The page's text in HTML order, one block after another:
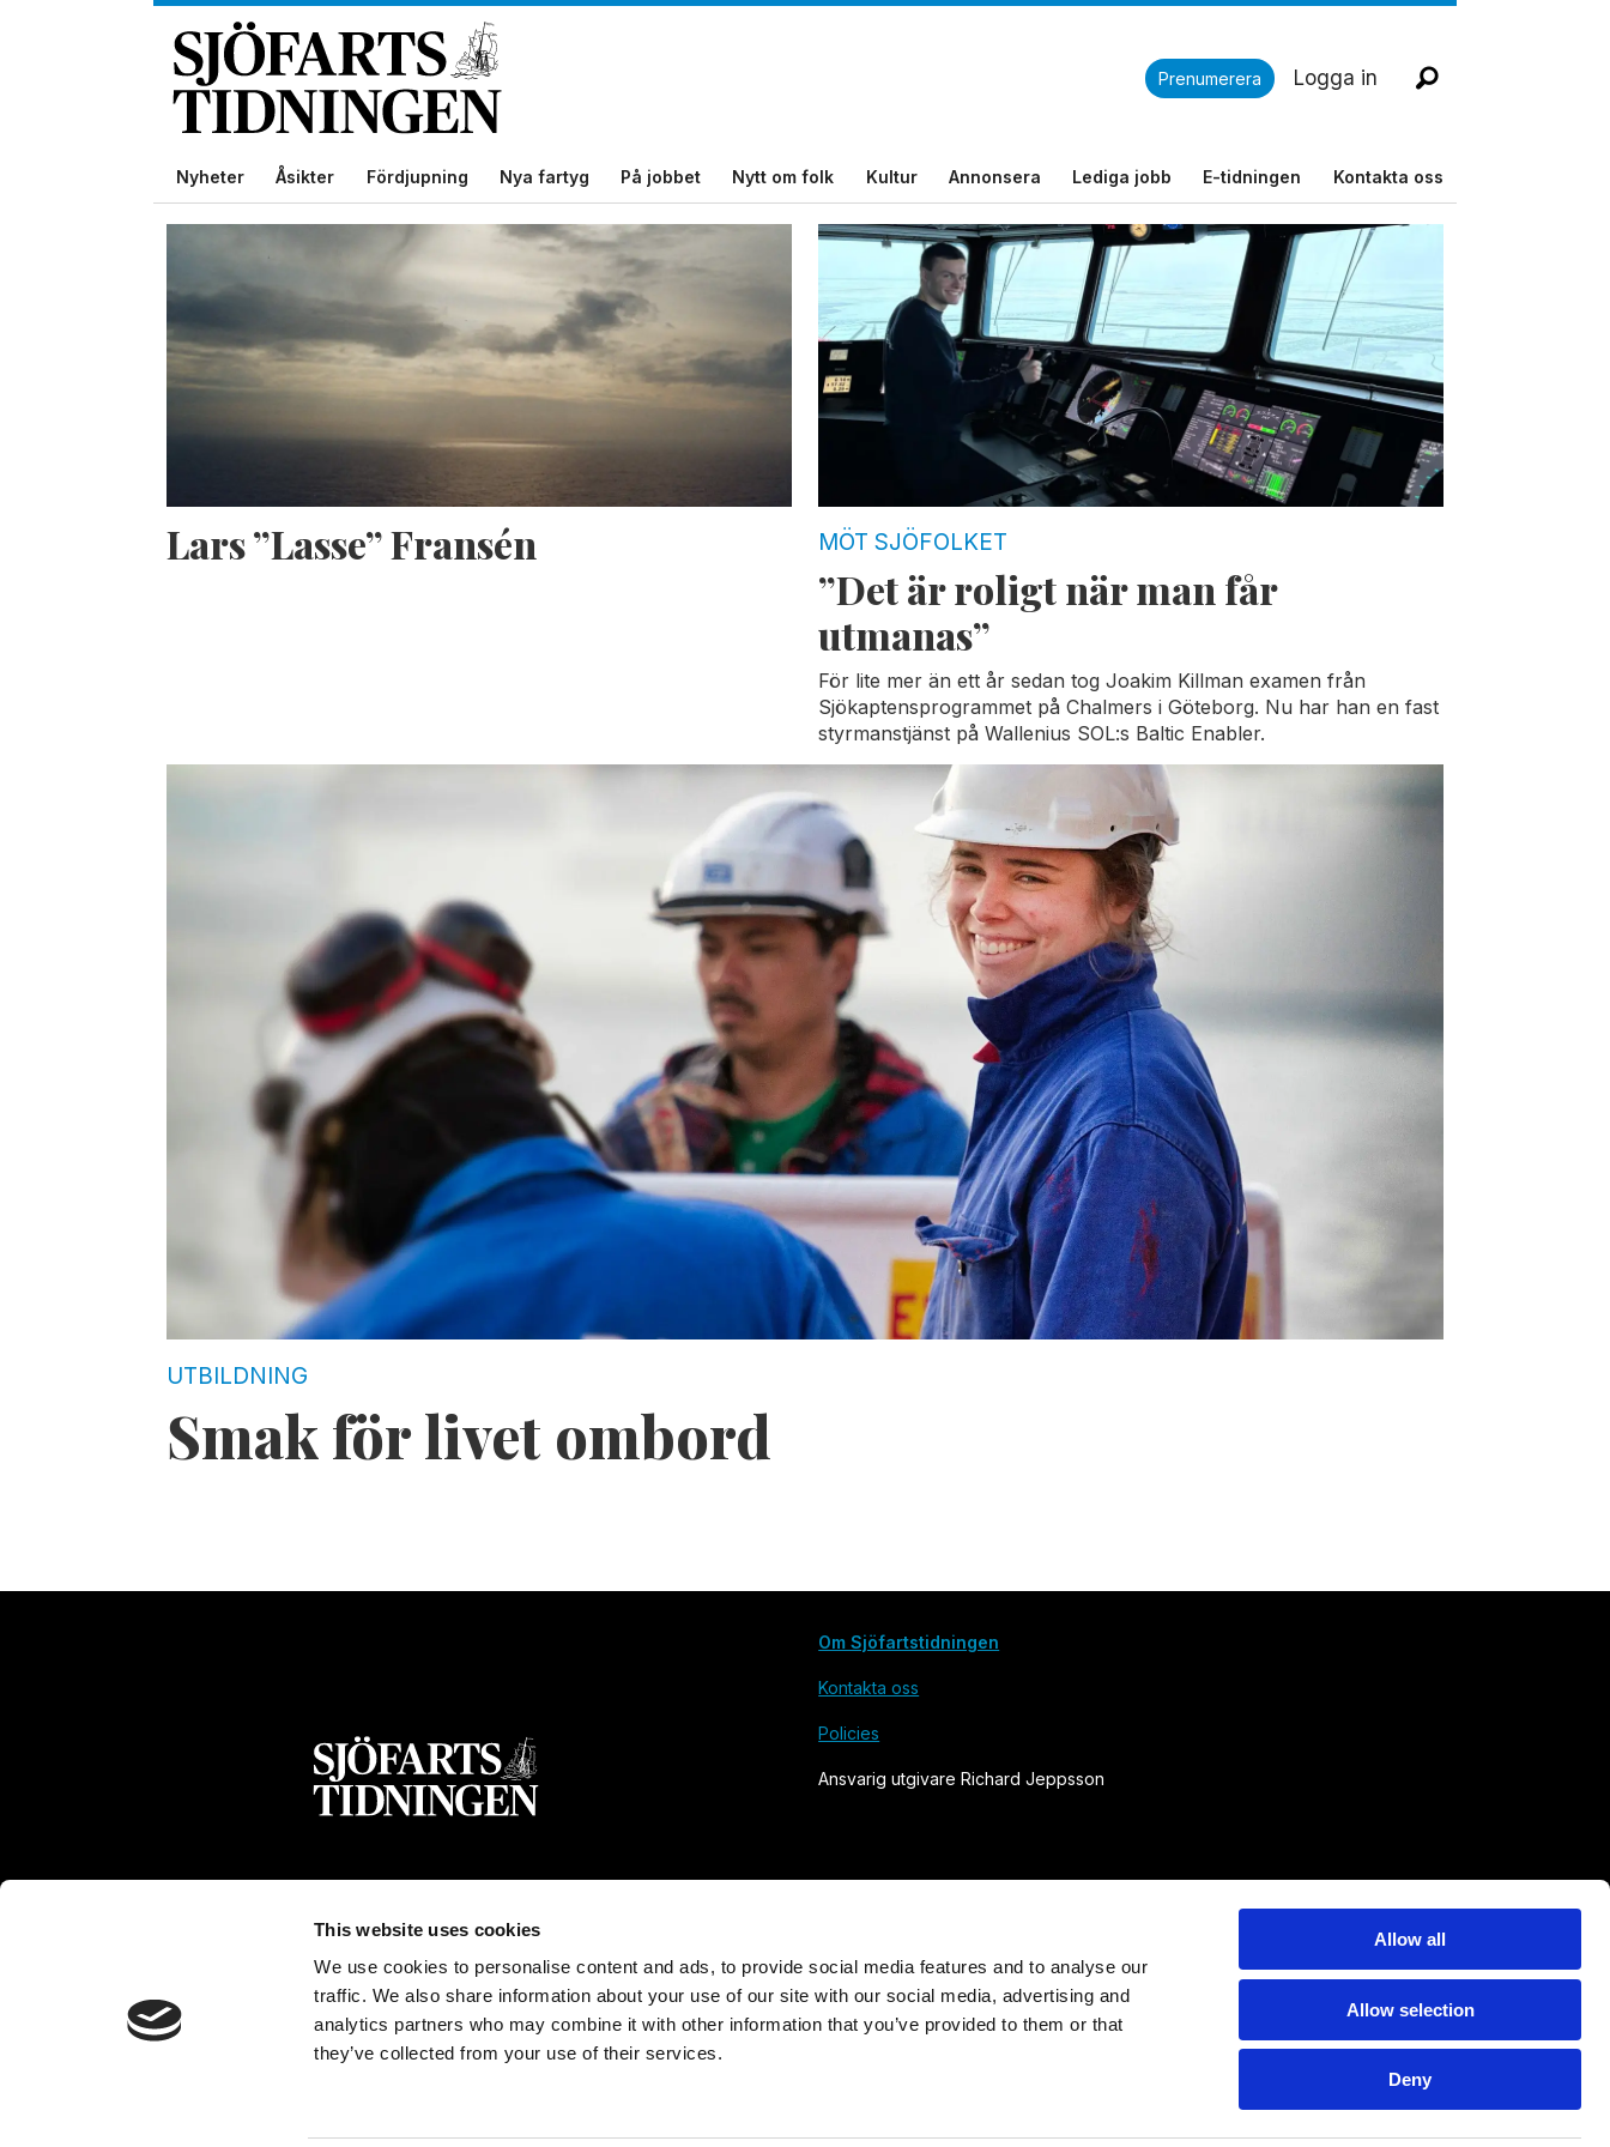
This website uses cookies
We use cookies to personalise content and ads, to provide social media features and to analyse our
traffic. We also share information about your use of our site with our social media, advertising and
analytics partners who may combine it with other information that you’ve provided to them or that
they’ve collected from your use of their services.
Allow all
Allow selection
Deny
Prenumerera Logga in
Nyheter Åsikter Fördjupning Nya fartyg På jobbet Nytt om folk Kultur Annonsera Lediga jobb E-tidningen Kontakta oss
sjökapten
Lars ”Lasse” Fransén MÖT SJÖFOLKET
”Det är roligt när man får
utmanas”
För lite mer än ett år sedan tog Joakim Killman examen från
Sjökaptensprogrammet på Chalmers i Göteborg. Nu har han en fast
styrmanstjänst på Wallenius SOL:s Baltic Enabler.
UTBILDNING
Smak för livet ombord
Om Sjöfartstidningen
Kontakta oss
Policies
Ansvarig utgivare Richard Jeppsson
Grundad 1905. Utges av Svensk Sjöfarts Tidnings Förlag AB